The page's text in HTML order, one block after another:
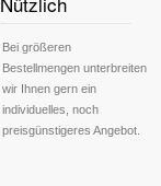
Bei größeren
Bestellmengen unterbreiten
wir Ihnen gern ein
individuelles, noch
preisgünstigeres Angebot.